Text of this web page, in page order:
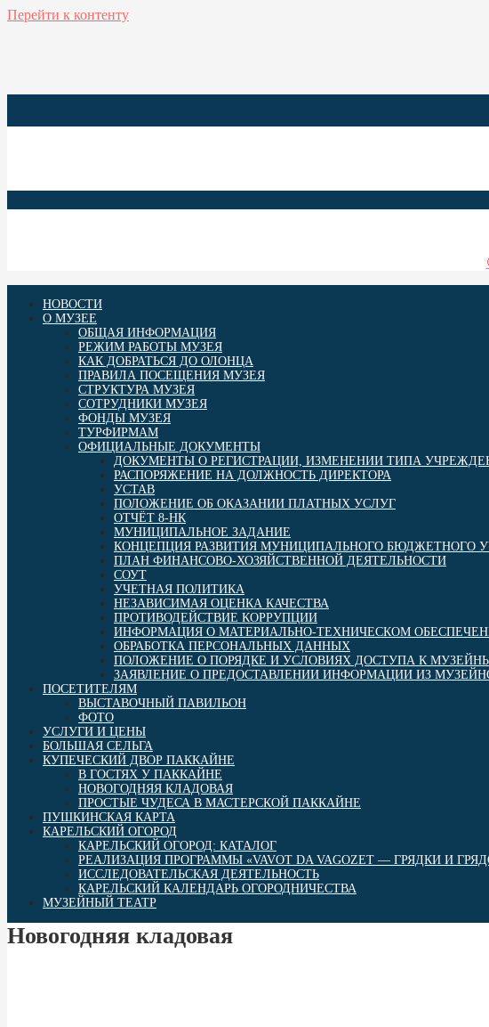
Перейти к контенту
НОВОСТИ
О МУЗЕЕ
ОБЩАЯ ИНФОРМАЦИЯ
РЕЖИМ РАБОТЫ МУЗЕЯ
КАК ДОБРАТЬСЯ ДО ОЛОНЦА
ПРАВИЛА ПОСЕЩЕНИЯ МУЗЕЯ
СТРУКТУРА МУЗЕЯ
СОТРУДНИКИ МУЗЕЯ
ФОНДЫ МУЗЕЯ
ТУРФИРМАМ
ОФИЦИАЛЬНЫЕ ДОКУМЕНТЫ
ДОКУМЕНТЫ О РЕГИСТРАЦИИ, ИЗМЕНЕНИИ ТИПА
РАСПОРЯЖЕНИЕ НА ДОЛЖНОСТЬ ДИРЕКТОРА
УСТАВ
ПОЛОЖЕНИЕ ОБ ОКАЗАНИИ ПЛАТНЫХ УСЛУГ
ОТЧЁТ 8-НК
МУНИЦИПАЛЬНОЕ ЗАДАНИЕ
КОНЦЕПЦИЯ РАЗВИТИЯ МУНИЦИПАЛЬНОГО БЮДЖЕТНОГО
ПЛАН ФИНАНСОВО-ХОЗЯЙСТВЕННОЙ ДЕЯТЕЛЬНОСТИ
СОУТ
УЧЕТНАЯ ПОЛИТИКА
НЕЗАВИСИМАЯ ОЦЕНКА КАЧЕСТВА
ПРОТИВОДЕЙСТВИЕ КОРРУПЦИИ
ИНФОРМАЦИЯ О МАТЕРИАЛЬНО-ТЕХНИЧЕСКОМ
ОБРАБОТКА ПЕРСОНАЛЬНЫХ ДАННЫХ
ПОЛОЖЕНИЕ О ПОРЯДКЕ И УСЛОВИЯХ ДОСТУПА К
ЗАЯВЛЕНИЕ О ПРЕДОСТАВЛЕНИИ ИНФОРМАЦИИ ИЗ
ПОСЕТИТЕЛЯМ
ВЫСТАВОЧНЫЙ ПАВИЛЬОН
ФОТО
УСЛУГИ И ЦЕНЫ
БОЛЬШАЯ СЕЛЬГА
КУПЕЧЕСКИЙ ДВОР ПАККАЙНЕ
В ГОСТЯХ У ПАККАЙНЕ
НОВОГОДНЯЯ КЛАДОВАЯ
ПРОСТЫЕ ЧУДЕСА В МАСТЕРСКОЙ ПАККАЙНЕ
ПУШКИНСКАЯ КАРТА
КАРЕЛЬСКИЙ ОГОРОД
КАРЕЛЬСКИЙ ОГОРОД: КАТАЛОГ
РЕАЛИЗАЦИЯ ПРОГРАММЫ «VAVOT DA VAGOZET — ГРЯДКИ И
ИССЛЕДОВАТЕЛЬСКАЯ ДЕЯТЕЛЬНОСТЬ
КАРЕЛЬСКИЙ КАЛЕНДАРЬ ОГОРОДНИЧЕСТВА
МУЗЕЙНЫЙ ТЕАТР
Новогодняя кладовая